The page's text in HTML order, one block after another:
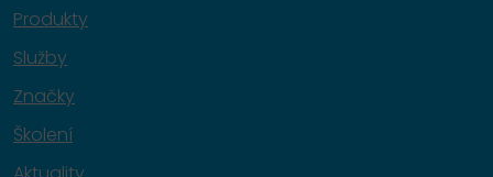
Produkty
Služby
Značky
Školení